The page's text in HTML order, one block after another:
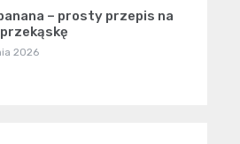
– prosty przepis na
2026